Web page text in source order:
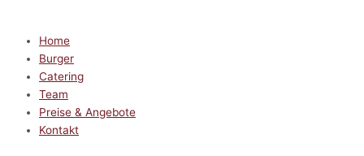
Home
Burger
Catering
Team
Preise & Angebote
Kontakt